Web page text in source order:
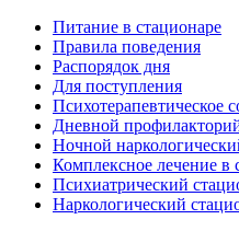
Питание в стационаре
Правила поведения
Распорядок дня
Для поступления
Психотерапевтическое
Дневной
Ночной
Комплексное лечение в
Психиатрический
Наркологический